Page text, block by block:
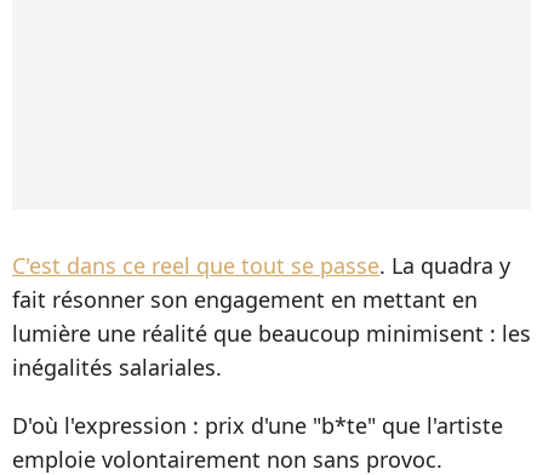
C'est dans ce reel que tout se passe. La quadra y
fait résonner son engagement en mettant en
lumière une réalité que beaucoup minimisent : les
inégalités salariales.
D'où l'expression : prix d'une "b*te" que l'artiste
emploie volontairement non sans provoc.